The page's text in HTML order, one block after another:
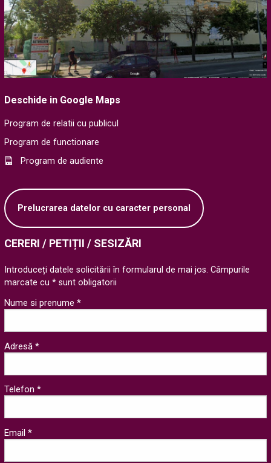
Deschide in Google Maps
Program de relatii cu publicul
Program de functionare
Program de audiente
Prelucrarea datelor cu caracter personal
CERERI / PETIȚII / SESIZĂRI
Introduceți datele solicitării în formularul de mai jos. Câmpurile
marcate cu * sunt obligatorii
Nume si prenume *
Adresă *
Telefon *
Email *